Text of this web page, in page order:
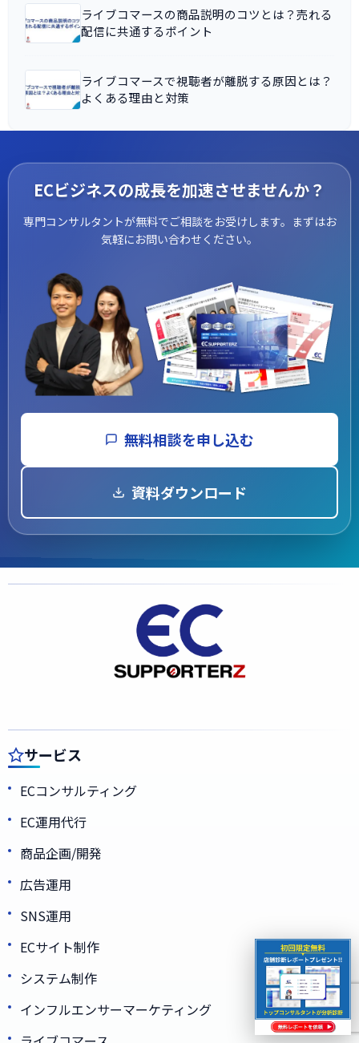
ライブコマースの商品説明のコツとは？売れる
配信に共通するポイント
ライブコマースで視聴者が離脱する原因とは？
よくある理由と対策
ECビジネスの成長を加速させませんか？
専門コンサルタントが無料でご相談をお受けします。まずはお
気軽にお問い合わせください。
無料相談を申し込む
資料ダウンロード
サービス
ECコンサルティング
EC運用代行
商品企画/開発
広告運用
SNS運用
ECサイト制作
システム制作
インフルエンサーマーケティング